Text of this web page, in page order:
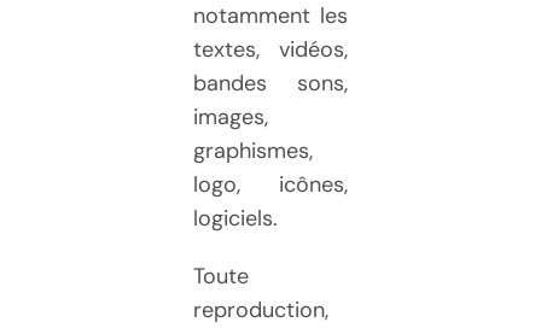
notamment les
textes, vidéos,
bandes sons,
images,
graphismes,
logo, icônes,
logiciels.
Toute
reproduction,